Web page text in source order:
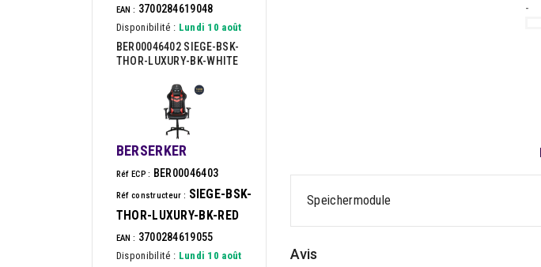
EAN : 3700284619048
Disponibilité : Lundi 10 août
BER00046402 SIEGE-BSK-
THOR-LUXURY-BK-WHITE
BERSERKER
Réf ECP : BER00046403
Réf constructeur : SIEGE-BSK-
THOR-LUXURY-BK-RED
EAN : 3700284619055
Disponibilité : Lundi 10 août
-
Speichermodule
Avis